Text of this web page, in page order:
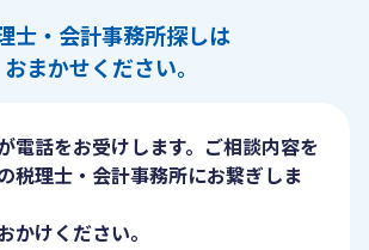
士・会計事務所探しは
おまかせください。
電話をお受けします。ご相談内容を
税理士・会計事務所にお繋ぎしま
かけください。